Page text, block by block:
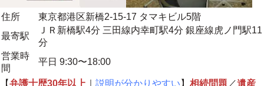
住所
東京都港区新橋2-15-17 タマキビル5階
最寄駅
ＪＲ新橋駅4分 三田線内幸町駅4分 銀座線虎ノ門駅11
分
営業時
間
平日 9:30〜18:00
【弁護士歴30年以上 説明が分かりやすい 】 相続問題 ／遺産